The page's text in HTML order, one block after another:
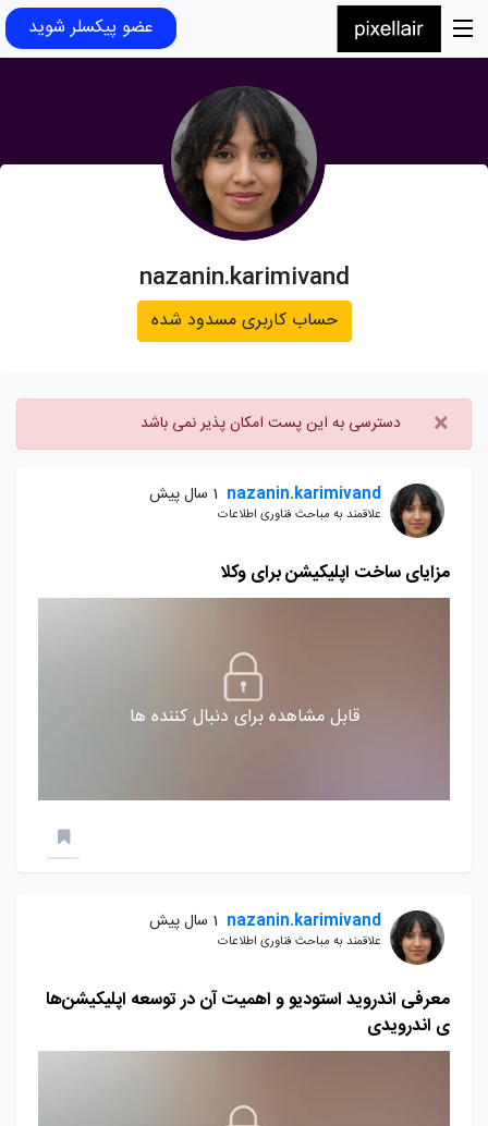
عضو پیکسلر شوید
nazanin.karimivand
حساب کاربری مسدود شده
× دسترسی به این پست امکان پذیر نمی باشد
nazanin.karimivand 1 سال پیش
علاقمند به مباحث فناوری اطلاعات
مزایای ساخت اپلیکیشن برای وکلا
قابل مشاهده برای دنبال کننده ها
nazanin.karimivand 1 سال پیش
علاقمند به مباحث فناوری اطلاعات
معرفی اندروید استودیو و اهمیت آن در توسعه اپلیکیشن‌ها
ی اندرویدی